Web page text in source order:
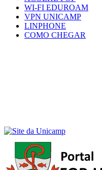
WI-FI EDUROAM
VPN UNICAMP
LINPHONE
COMO CHEGAR